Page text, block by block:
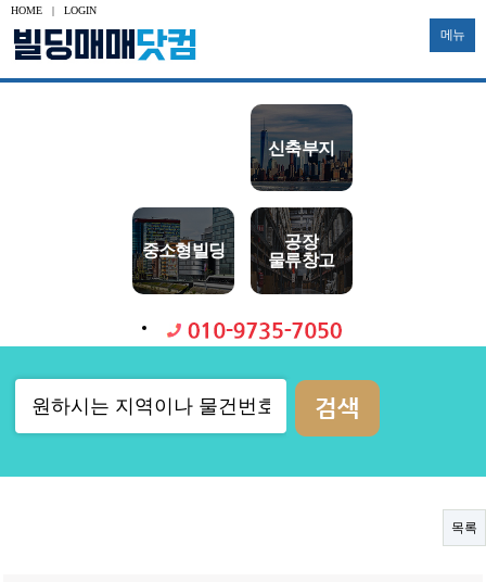
HOME | LOGIN
메뉴
신축부지
중소형빌딩
공장
물류창고
목록